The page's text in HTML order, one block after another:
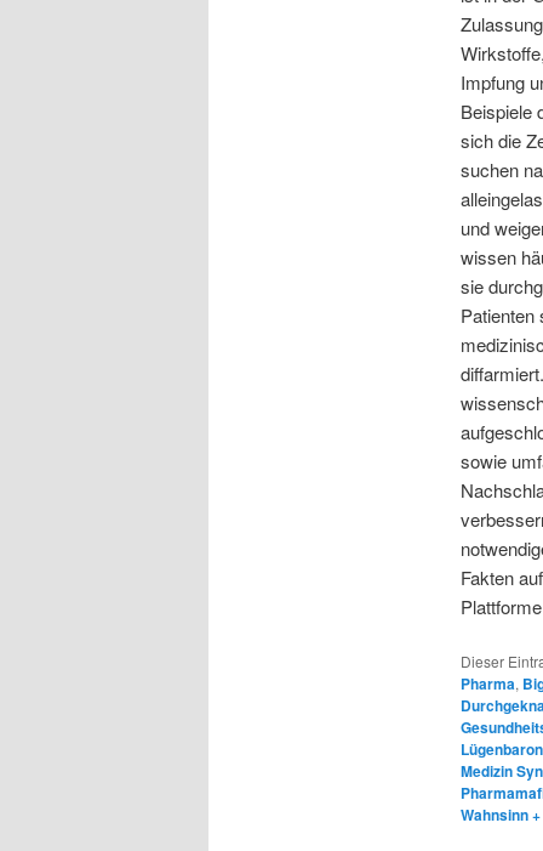
Impfung
Beispiele
sich die
suchen
und
wissen
sie
Patienten
sowie
Fakten
Dieser
Pharma,
Medizin
Wahnsinn